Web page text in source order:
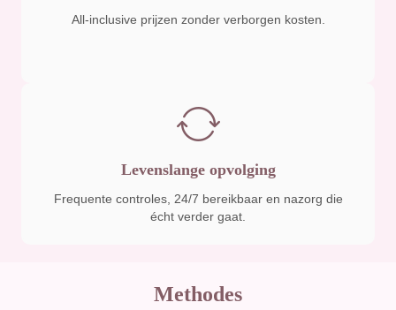
All-inclusive prijzen zonder verborgen kosten.
Levenslange opvolging
Frequente controles, 24/7 bereikbaar en nazorg die
écht verder gaat.
Methodes